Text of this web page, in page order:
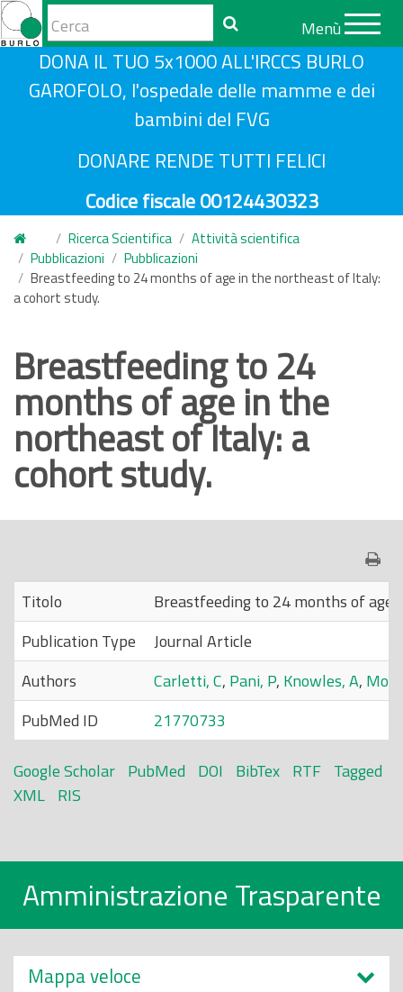
n
Form
di
ricerca
Cerca
DONA IL TUO 5x1000 ALL'IRCCS BURLO
GAROFOLO, l'ospedale delle mamme e dei
bambini del FVG
DONARE RENDE TUTTI FELICI
Codice fiscale 00124430323
Menù
Ricerca Scientifica
Attività scientifica
Pubblicazioni
Pubblicazioni
Breastfeeding to 24 months of age in the northeast of Italy:
a cohort study.
Breastfeeding to 24
months of age in the
northeast of Italy: a
cohort study.
Titolo
Breastfeeding to 24 months of
Publication Type
Journal Article
Authors
Carletti, C, Pani, P, Knowles, A,
PubMed ID
21770733
Google Scholar PubMed DOI BibTex RTF Tagged
XML RIS
Amministrazione Trasparente
Mappa veloce